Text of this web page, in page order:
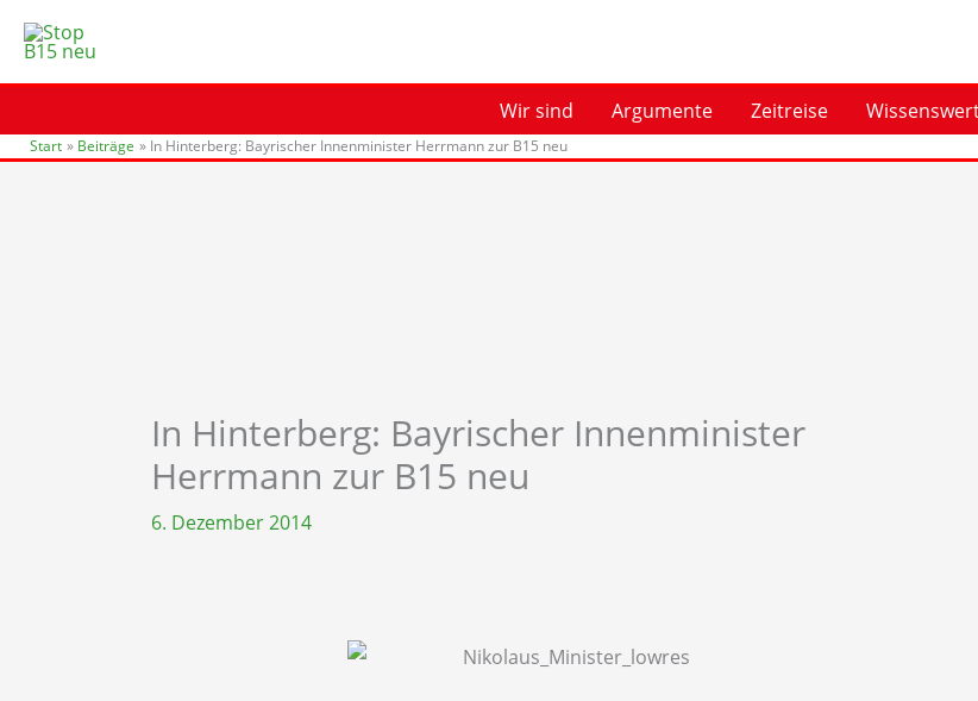
Inhalt
springen
Wir sind
Argumente Zeitreise
Start Beiträge In Hinterberg: Bayrischer Innenminister Herrmann zur B15 neu
In Hinterberg: Bayrischer Innenminister
Herrmann zur B15 neu
6. Dezember 2014